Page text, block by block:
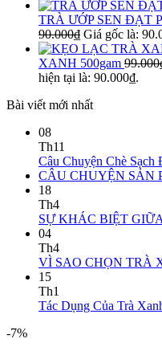
TRÀ ƯỚP SEN ĐẠT
90.000₫ Giá gốc là:
XANH 500gam 99.000
hiện tại là: 90.000₫.
Bài viết mới nhất
08
Th11
Câu Chuyện Chè Sạch
CÂU CHUYỆN SẢN
18
Th4
SỰ KHÁC BIỆT
04
Th4
VÌ SAO CHỌN TRÀ
15
Th1
Tác Dụng Của Trà
-7%